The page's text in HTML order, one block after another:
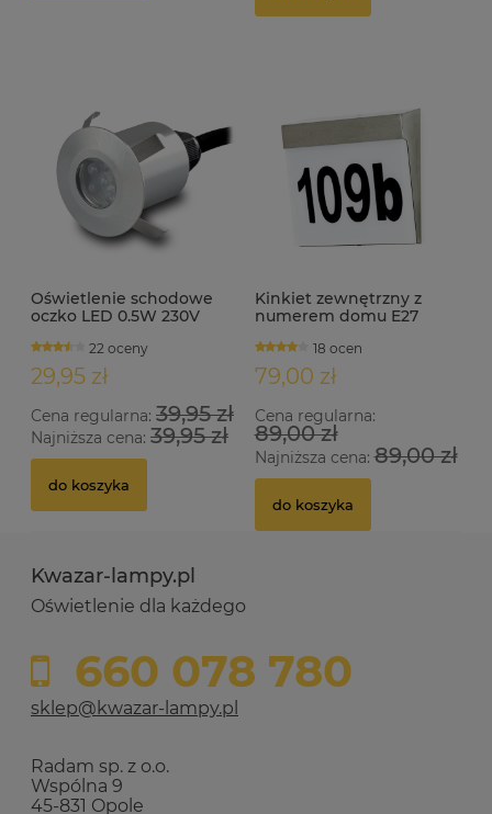
Oświetlenie schodowe
oczko LED 0.5W 230V
22 oceny
29,95 zł
Cena regularna: 39,95 zł
Najniższa cena: 39,95 zł
do koszyka
Kinkiet zewnętrzny z
numerem domu E27
18 ocen
79,00 zł
Cena regularna:
89,00 zł
Najniższa cena:89,00 zł
do koszyka
Kwazar-lampy.pl
Oświetlenie dla każdego
660 078 780
sklep@kwazar-lampy.pl
Radam sp. z o.o.
Wspólna 9
45-831 Opole